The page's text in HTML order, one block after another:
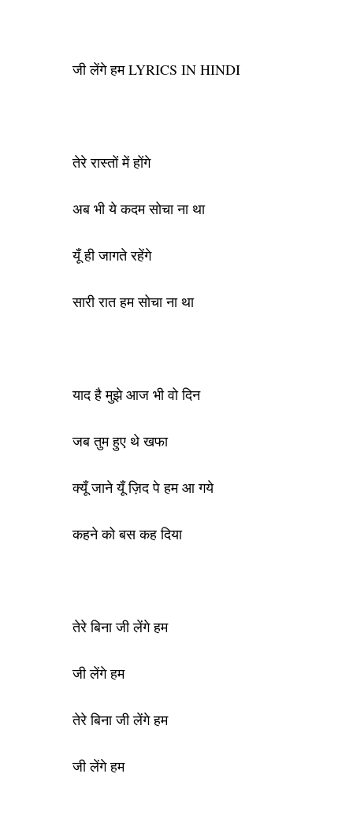
जी लेंगे हम LYRICS IN HINDI
तेरे रास्तों में होंगे
अब भी ये कदम सोचा ना था
यूँ ही जागते रहेंगे
सारी रात हम सोचा ना था
याद है मुझे आज भी वो दिन
जब तुम हुए थे खफा
क्यूँ जाने यूँ ज़िद पे हम आ गये
कहने को बस कह दिया
तेरे बिना जी लेंगे हम
जी लेंगे हम
तेरे बिना जी लेंगे हम
जी लेंगे हम